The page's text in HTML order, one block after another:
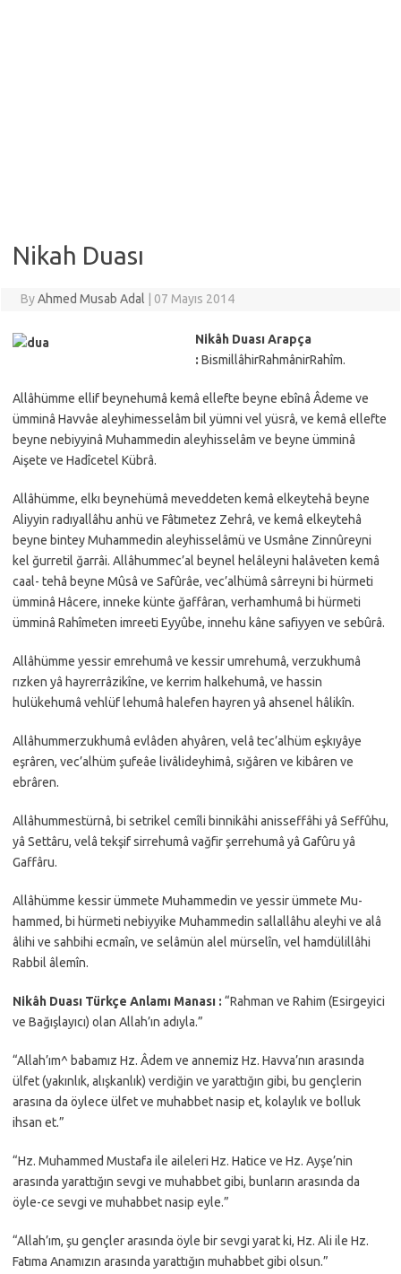
Nikah Duası
ByAhmed Musab Adal 07 Mayıs 2014
Nikâh Duası Arapça
: BismillâhirRahmânirRahîm.
Allâhümme ellif beynehumâ kemâ ellefte beyne ebînâ Âdeme ve
ümminâ Havvâe aleyhimesselâm bil yümni vel yüsrâ, ve kemâ ellefte
beyne nebiyyinâ Muhammedin aleyhisselâm ve beyne ümminâ
Aişete ve Hadîcetel Kübrâ.
Allâhümme, elkı beynehümâ meveddeten kemâ elkeytehâ beyne
Aliyyin radıyallâhu anhü ve Fâtımetez Zehrâ, ve kemâ elkeytehâ
beyne bintey Muhammedin aleyhisselâmü ve Usmâne Zinnûreyni
kel ğurretil ğarrâi. Allâhummec’al beynel helâleyni halâveten kemâ
caal- tehâ beyne Mûsâ ve Safûrâe, vec’alhümâ sârreyni bi hürmeti
ümminâ Hâcere, inneke künte ğaffâran, verhamhumâ bi hürmeti
ümminâ Rahîmeten imreeti Eyyûbe, innehu kâne safiyyen ve sebûrâ.
Allâhümme yessir emrehumâ ve kessir umrehumâ, verzukhumâ
rızken yâ hayrerrâzikîne, ve kerrim halkehumâ, ve hassin
hulükehumâ vehlüf lehumâ halefen hayren yâ ahsenel hâlikîn.
Allâhummerzukhumâ evlâden ahyâren, velâ tec’alhüm eşkıyâye
eşrâren, vec’alhüm şufeâe livâlideyhimâ, sığâren ve kibâren ve
ebrâren.
Allâhummestürnâ, bi setrikel cemîli binnikâhi anisseffâhi yâ Seffûhu,
yâ Settâru, velâ tekşif sirrehumâ vağfir şerrehumâ yâ Gafûru yâ
Gaffâru.
Allâhümme kessir ümmete Muhammedin ve yessir ümmete Mu-
hammed, bi hürmeti nebiyyike Muhammedin sallallâhu aleyhi ve alâ
âlihi ve sahbihi ecmaîn, ve selâmün alel mürselîn, vel hamdülillâhi
Rabbil âlemîn.
Nikâh Duası Türkçe Anlamı Manası : “Rahman ve Rahim (Esirgeyici
ve Bağışlayıcı) olan Allah’ın adıyla.”
“Allah’ım^ babamız Hz. Âdem ve annemiz Hz. Havva’nın arasında
ülfet (yakınlık, alışkanlık) verdiğin ve yarattığın gibi, bu gençlerin
arasına da öylece ülfet ve muhabbet nasip et, kolaylık ve bolluk
ihsan et.”
“Hz. Muhammed Mustafa ile aileleri Hz. Hatice ve Hz. Ayşe’nin
arasında yarattığın sevgi ve muhabbet gibi, bunların arasında da
öyle-ce sevgi ve muhabbet nasip eyle.”
“Allah’ım, şu gençler arasında öyle bir sevgi yarat ki, Hz. Ali ile Hz.
Fatıma Anamızın arasında yarattığın muhabbet gibi olsun.”